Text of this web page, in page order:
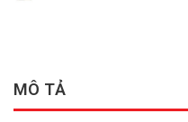
MÔ TẢ